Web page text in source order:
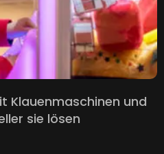
Klauenmaschinen und
sie lösen